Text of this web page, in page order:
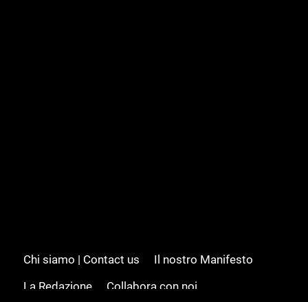
Chi siamo | Contact us
Il nostro Manifesto
La Redazione
Collabora con noi